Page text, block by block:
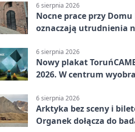
6 sierpnia 2026
Nocne prace przy Domu
oznaczają utrudnienia
6 sierpnia 2026
Nowy plakat
2026. W centrum
6 sierpnia 2026
Arktyka bez sceny i
Organek dołącza do